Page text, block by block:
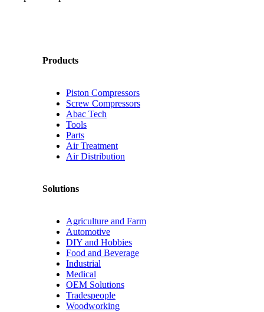
Products
Piston Compressors
Screw Compressors
Abac Tech
Tools
Parts
Air Treatment
Air Distribution
Solutions
Agriculture and Farm
Automotive
DIY and Hobbies
Food and Beverage
Industrial
Medical
OEM Solutions
Tradespeople
Woodworking